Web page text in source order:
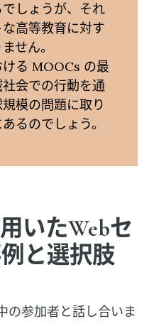
しょうが、それ
高等教育に対す
せん。
る MOOCs の最
会での行動を通
模の問題に取り
るのでしょう。
いたWebセ
と選択肢
の参加者と話し合いま